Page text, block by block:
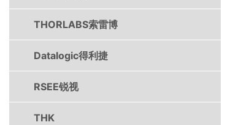
THORLABS索雷博
Datalogic得利捷
RSEE锐视
THK